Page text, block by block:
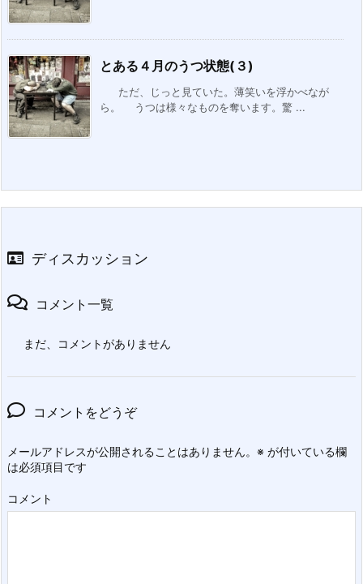
とある４月のうつ状態(３)
ただ、じっと見ていた。薄笑いを浮かべなが
ら。 うつは様々なものを奪います。驚 ...
ディスカッション
コメント一覧
まだ、コメントがありません
コメントをどうぞ
メールアドレスが公開されることはありません。 ※ が付いている欄
は必須項目です
コメント